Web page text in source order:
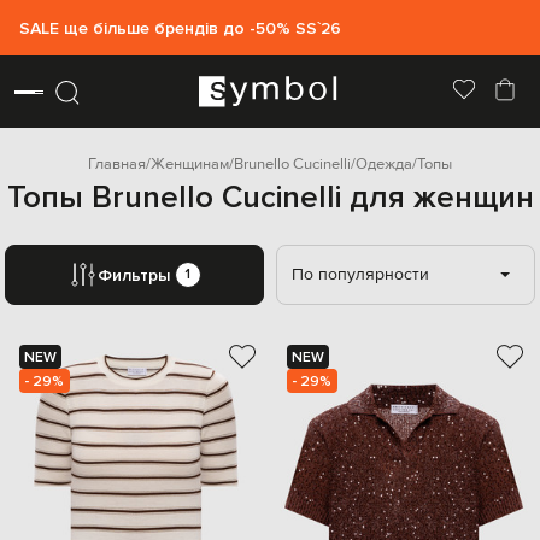
SALE ще більше брендів до -50% SS`26
Главная Женщинам Brunello Cucinelli Одежда Топы
Топы Brunello Cucinelli для женщин
Фильтры 1 По популярности
NEW
- 29%
NEW
- 29%